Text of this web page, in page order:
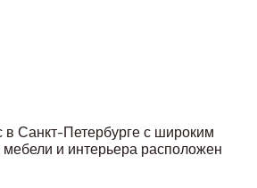
в Санкт-Петербурге с широким
и интерьера расположен